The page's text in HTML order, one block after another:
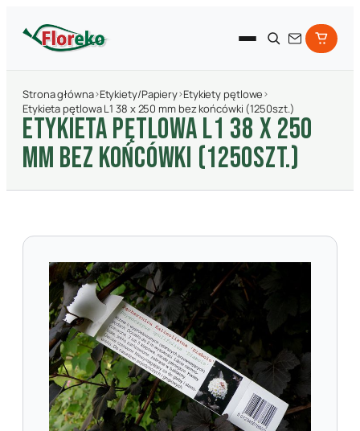
Strona główna›Etykiety/Papiery›Etykiety pętlowe›
Etykieta pętlowa L1 38 x 250 mm bez końcówki (1250szt.)
ETYKIETA PęTLOWA L1 38 X 250
MM BEZ KOńCóWKI (1250SZT.)